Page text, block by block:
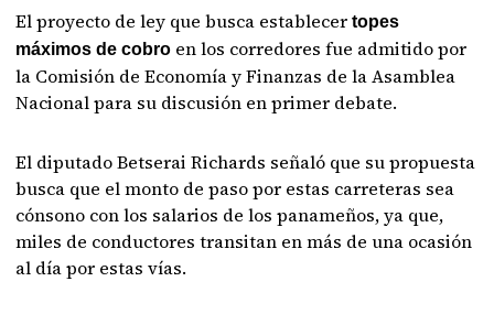
El proyecto de ley que busca establecer topes
máximos de cobro en los corredores fue admitido por
la Comisión de Economía y Finanzas de la Asamblea
Nacional para su discusión en primer debate.
El diputado Betserai Richards señaló que su propuesta
busca que el monto de paso por estas carreteras sea
cónsono con los salarios de los panameños, ya que,
miles de conductores transitan en más de una ocasión
al día por estas vías.